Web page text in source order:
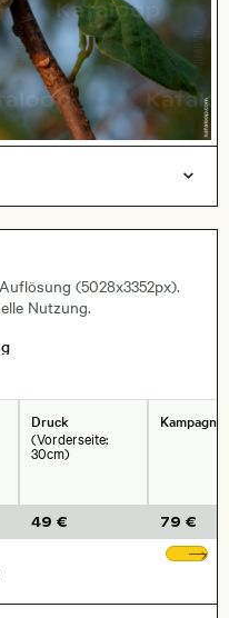
springen
(5028x3352px).
Nutzung.
Druck
(Vorderseite:
30cm)
49 € 79 €